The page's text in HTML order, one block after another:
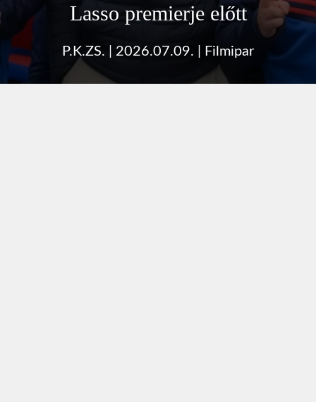
Lasso premierje előtt
P.K.ZS. 2026.07.09. Filmipar